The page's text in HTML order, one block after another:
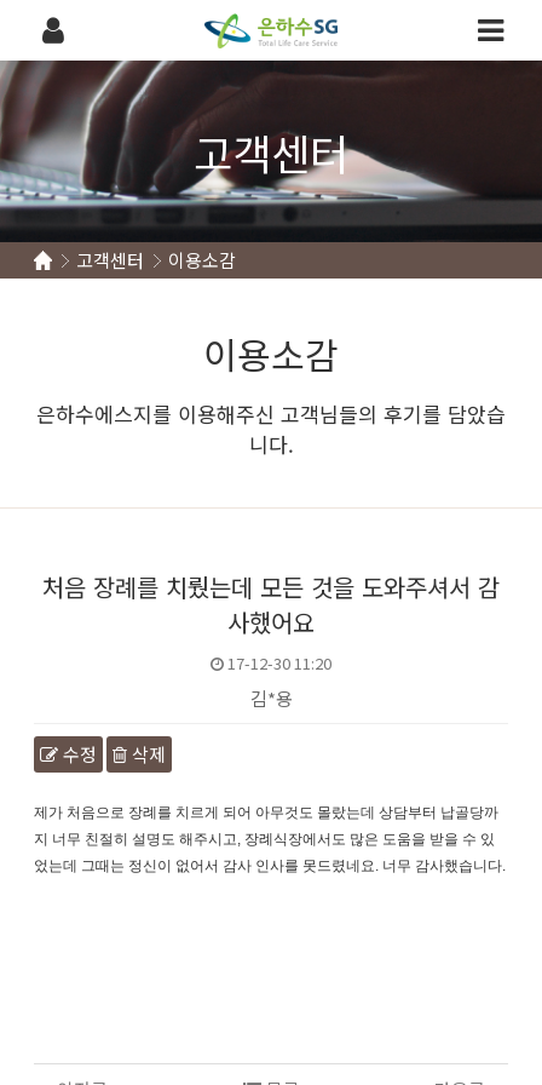
고객센터
고객센터 이용소감
이용소감
은하수에스지를 이용해주신 고객님들의 후기를 담았습
니다.
처음 장례를 치뤘는데 모든 것을 도와주셔서 감
사했어요
17-12-30 11:20
김*용
수정 삭제
본문
제가 처음으로 장례를 치르게 되어 아무것도 몰랐는데 상담부터 납골당까
지 너무 친절히 설명도 해주시고, 장례식장에서도 많은 도움을 받을 수 있
었는데 그때는 정신이 없어서 감사 인사를 못드렸네요. 너무 감사했습니다.